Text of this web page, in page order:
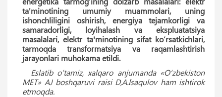
ta'minotining umumiy muammolari, uning
ishonchliligini oshirish, energiya tejamkorligi va
samaradorligi, loyihalash va ekspluatatsiya
masalalari, elektr ta'minotining sifat ko‘rsatkichlari,
tarmoqda transformatsiya va raqamlashtirish
jarayonlari muhokama etildi.
Eslatib o‘tamiz, xalqaro anjumanda «O‘zbekiston
MET» AJ boshqaruvi raisi D,A.Isaqulov ham ishtirok
etmoqda.